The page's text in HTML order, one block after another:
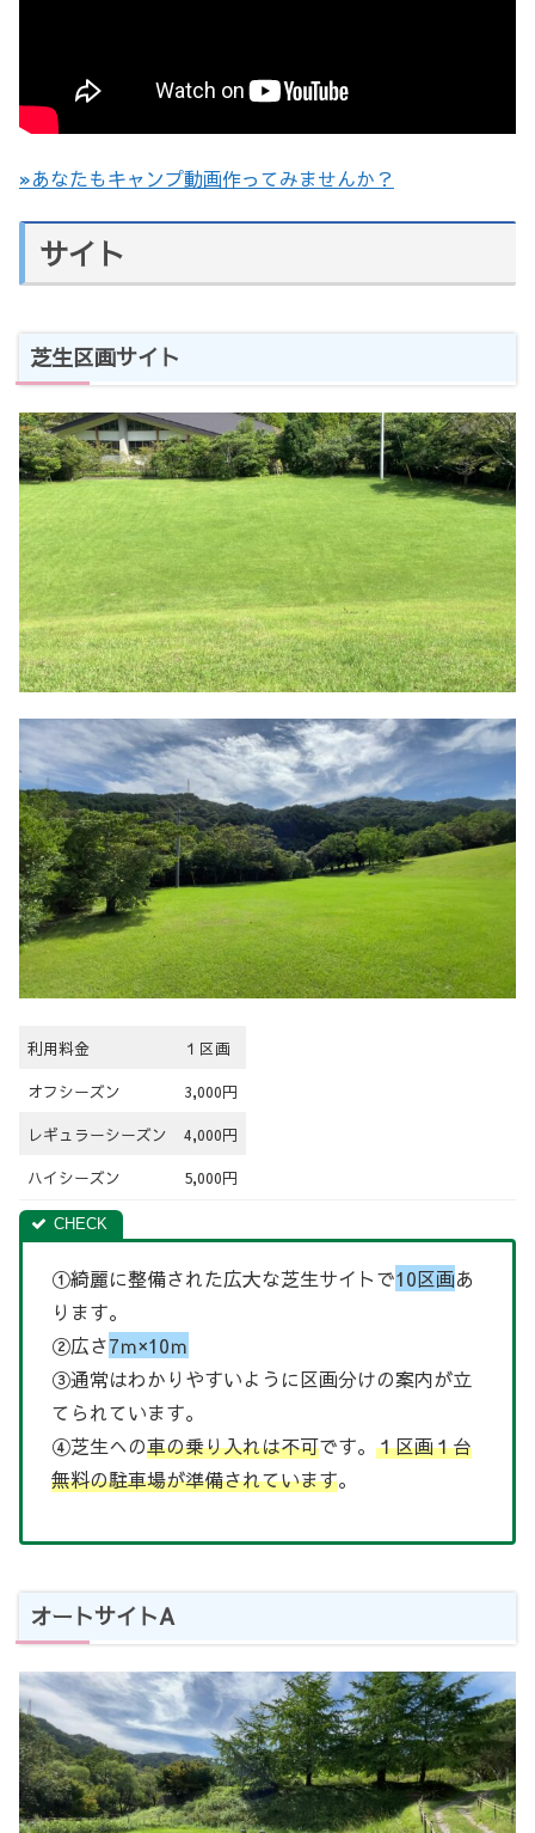
»あなたもキャンプ動画作ってみませんか？
サイト
芝生区画サイト
利用料金 １区画
オフシーズン 3,000円
レギュラーシーズン 4,000円
ハイシーズン 5,000円
①綺麗に整備された広大な芝生サイトで10区画あ
ります。
②広さ7ｍ×10ｍ
③通常はわかりやすいように区画分けの案内が立
てられています。
④芝生への車の乗り入れは不可です。 １区画１台
無料の駐車場が準備されています。
オートサイトA